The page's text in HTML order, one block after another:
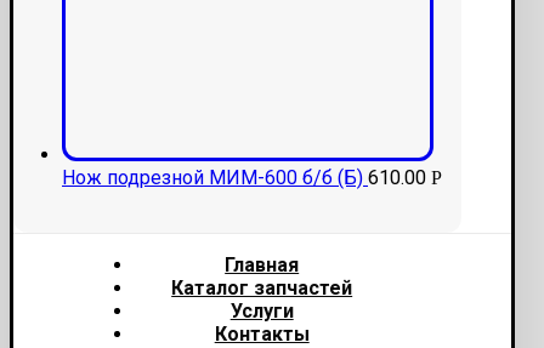
Нож подрезной МИМ-600 б/б (Б) 610.00 Р
Главная
Каталог запчастей
Услуги
Контакты